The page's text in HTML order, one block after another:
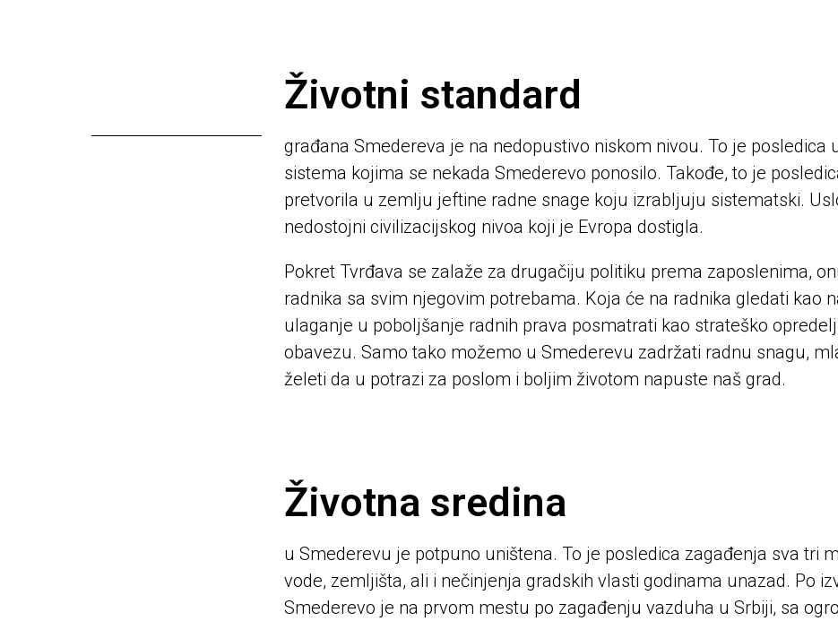
Životni standard
građana Smedereva je na nedopustivo niskom nivou. To je posledica
sistema kojima se nekada Smederevo ponosilo. Takođe, to je
pretvorila u zemlju jeftine radne snage koju izrabljuju sistematski.
nedostojni civilizacijskog nivoa koji je Evropa dostigla.
Pokret Tvrđava se zalaže za drugačiju politiku prema zaposlenima,
radnika sa svim njegovim potrebama. Koja će na radnika gledati kao
ulaganje u poboljšanje radnih prava posmatrati kao strateško
obavezu. Samo tako možemo u Smederevu zadržati radnu snagu,
želeti da u potrazi za poslom i boljim životom napuste naš grad.
Životna sredina
u Smederevu je potpuno uništena. To je posledica zagađenja sva tri
vode, zemljišta, ali i nečinjenja gradskih vlasti godinama unazad. Po
Smederevo je na prvom mestu po zagađenju vazduha u Srbiji, sa